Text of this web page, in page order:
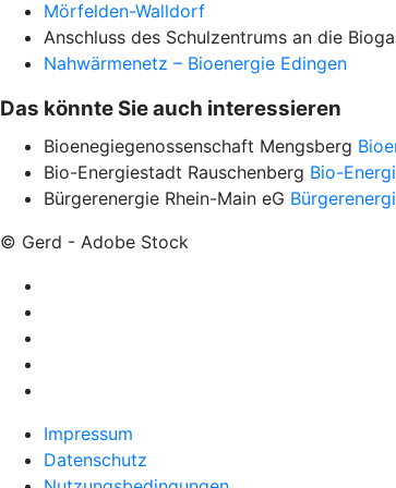
Mörfelden-Walldorf
Anschluss des Schulzentrums an die
Nahwärmenetz – Bioenergie Edingen
Das könnte Sie auch interessieren
Bioenegiegenossenschaft Mengsberg
Bio-Energiestadt Rauschenberg Bio-
Bürgerenergie Rhein-Main eG
© Gerd - Adobe Stock
Impressum
Datenschutz